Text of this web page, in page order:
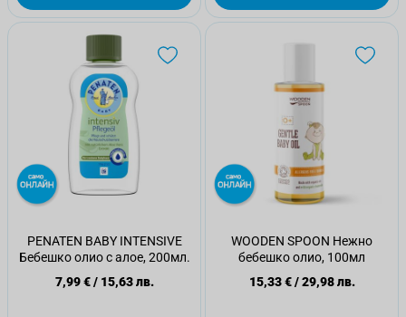
PENATEN BABY INTENSIVE
Бебешко олио с алое, 200мл.
7,99 €/ 15,63 лв.
WOODEN SPOON Нежно
бебешко олио, 100мл
15,33 €/29,98 лв.